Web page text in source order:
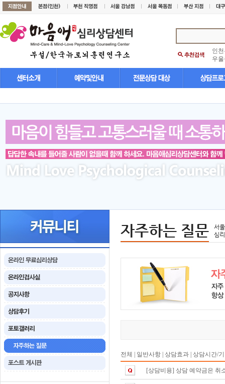
인
우
자주하는 질문
서
심
전체 일반사항 상담효과 상담시간/
[상담비용] 상담 예약금은 취